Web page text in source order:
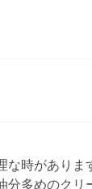
時がありま
分多めのクリ